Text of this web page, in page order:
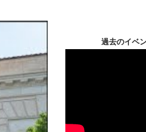
過去のイベ